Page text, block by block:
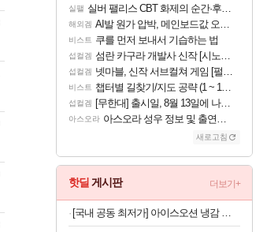
실팰 실버 팰리스 CBT 화제의 순간·후기 모음
해외겜 AI발 원가 압박, 메인보드값 오르나
비스트 쿠를 먼저 보내서 기습하는 법
섭컬겜 섬란 카구라 개발사 신작 [시노비 넥서스] 연내 출시 예정
섭컬겜 넷마블, 신작 서브컬쳐 게임 [펄 인 블루] 티저 사이트 오픈
비스트 챕터별 길찾기/지도 공략 (1 ~ 12장)
섭컬겜 [무한대] 출시일, 8월 13일에 나오나
아스오라 아스오라 성우 정보 및 출연작 모음
새로고침
핫딜 게시판 더보기+
[국내 공동 최저가] 아이스오션 냉감 홑이불 100x150